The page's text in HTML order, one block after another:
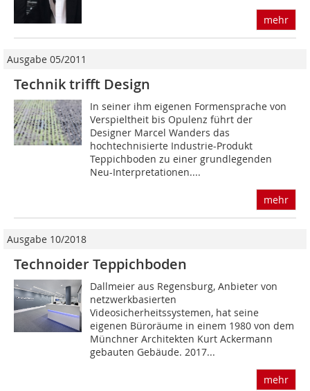
mehr
Ausgabe 05/2011
Technik trifft Design
In seiner ihm eigenen Formensprache von
Verspieltheit bis Opulenz führt der
Designer Marcel Wanders das
hochtechnisierte Industrie-Produkt
Teppichboden zu einer grundlegenden
Neu-Interpretationen....
mehr
Ausgabe 10/2018
Technoider Teppichboden
Dallmeier aus Regensburg, Anbieter von
netzwerkbasierten
Videosicherheitssystemen, hat seine
eigenen Büroräume in einem 1980 von dem
Münchner Architekten Kurt Ackermann
gebauten Gebäude. 2017...
mehr